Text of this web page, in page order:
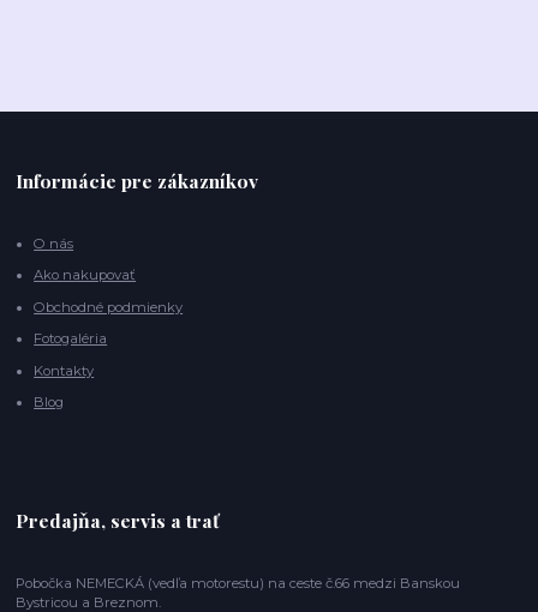
Informácie pre zákazníkov
O nás
Ako nakupovať
Obchodné podmienky
Fotogaléria
Kontakty
Blog
Predajňa, servis a trať
Pobočka NEMECKÁ (vedľa motorestu) na ceste č.66 medzi Banskou
Bystricou a Breznom.